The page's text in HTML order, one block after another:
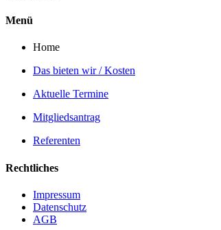
Menü
Home
Das bieten wir / Kosten
Aktuelle Termine
Mitgliedsantrag
Referenten
Rechtliches
Impressum
Datenschutz
AGB